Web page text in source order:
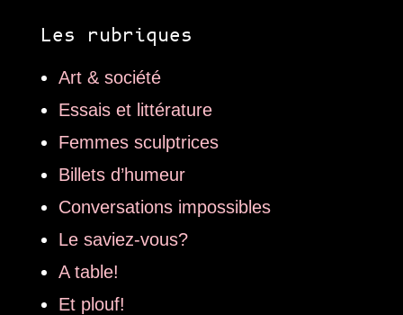
Les rubriques
Art & société
Essais et littérature
Femmes sculptrices
Billets d’humeur
Conversations impossibles
Le saviez-vous?
A table!
Et plouf!